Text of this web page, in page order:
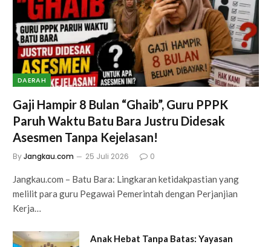
DAERAH
Gaji Hampir 8 Bulan “Ghaib”, Guru PPPK
Paruh Waktu Batu Bara Justru Didesak
Asesmen Tanpa Kejelasan!
ByJangkau.com 25 Juli 2026 0
Jangkau.com – Batu Bara: Lingkaran ketidakpastian yang
melilit para guru Pegawai Pemerintah dengan Perjanjian
Kerja…
Anak Hebat Tanpa Batas: Yayasan